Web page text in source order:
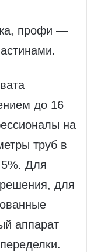
профи —
до 16
на
труб в
Для
для
аппарат